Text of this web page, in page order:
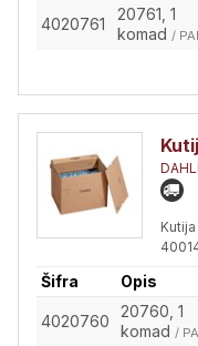
4020761
20761, 1
komad /
Šifra Opis
4020760
20760, 1
komad /